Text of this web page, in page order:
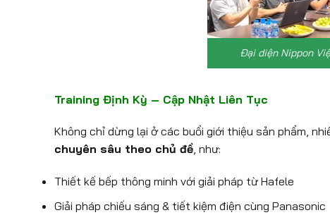
Đại diện Nippon
Training Định Kỳ – Cập Nhật Liên Tục
Không chỉ dừng lại ở các buổi giới thiệu sản phẩm,
chuyên sâu theo chủ đề, như:
Thiết kế bếp thông minh với giải pháp từ Hafele
Giải pháp chiếu sáng & tiết kiệm điện cùng Panasonic